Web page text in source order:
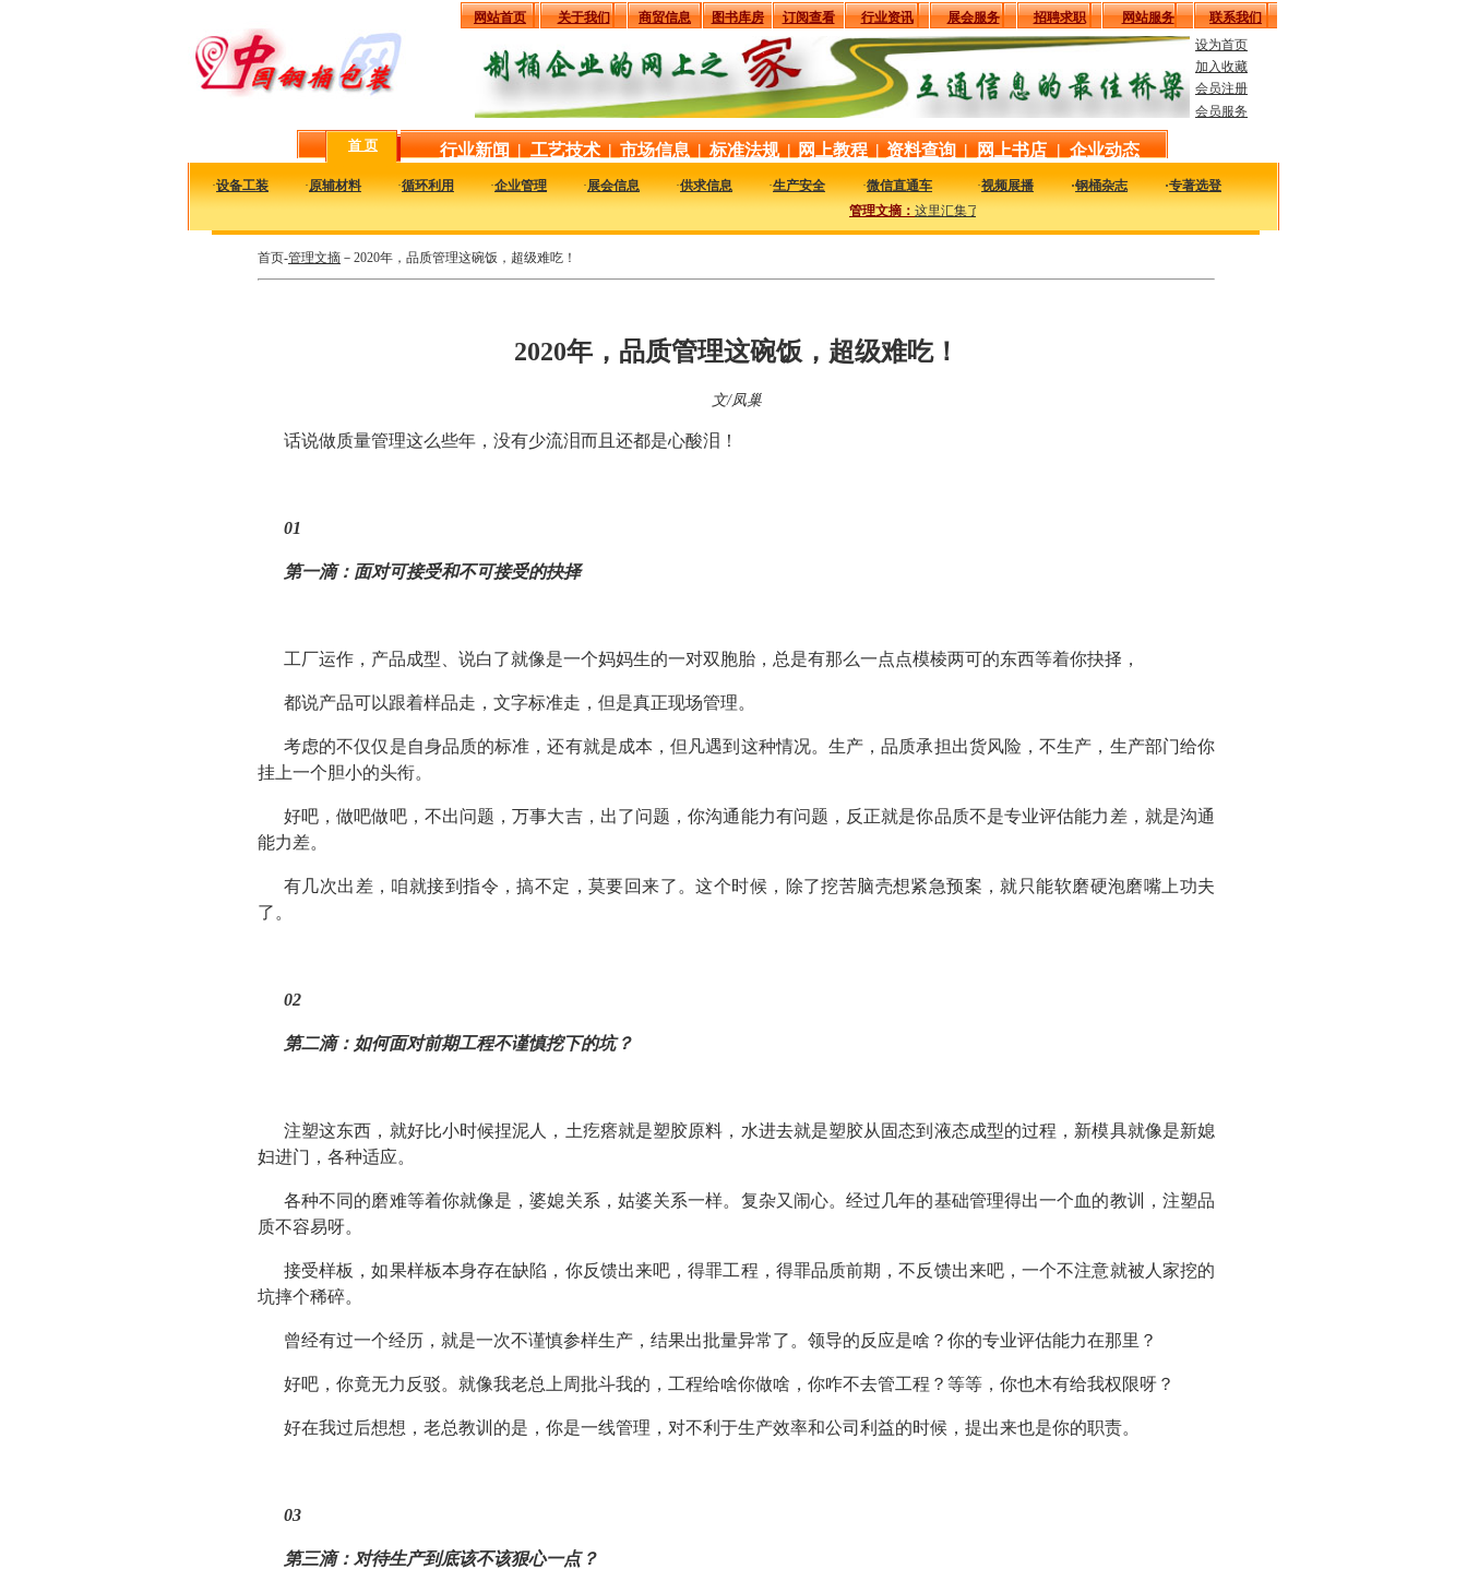
网站首页 关于我们 商贸信息 图书库房 订阅查看 行业资讯 展会服务 招聘求职 网站服务
联系我们
设为首页
加入收藏
会员注册
会员服务
首 页 行业新闻 | 工艺技术 | 市场信息 | 标准法规 | 网上教程 | 资料查询 | 网上书店 | 企业动态
·设备工装 ·原辅材料 ·循环利用 ·企业管理 ·展会信息 ·供求信息 ·生产安全 ·微信直通车 ·视频展播 ·钢桶杂志 ·专著选登
管理文摘：这里汇集了行业相关企业、科研单位、个人的管理经典文章，是您获得管理知识和经验的最佳途径
首页-管理文摘 －2020年，品质管理这碗饭，超级难吃！
2020年，品质管理这碗饭，超级难吃！
文/凤巢
话说做质量管理这么些年，没有少流泪而且还都是心酸泪！
01
第一滴： 面对可接受和不可接受的抉择
工厂运作，产品成型、说白了就像是一个妈妈生的一对双胞胎，总是有那么一点点模棱两可的东西等着你抉择，
都说产品可以跟着样品走，文字标准走，但是真正现场管理。
考虑的不仅仅是自身品质的标准，还有就是成本，但凡遇到这种情况。生产，品质承担出货风险，不生产，生产部门给你
挂上一个胆小的头衔。
好吧，做吧做吧，不出问题，万事大吉，出了问题，你沟通能力有问题，反正就是你品质不是专业评估能力差，就是沟通
能力差。
有几次出差，咱就接到指令，搞不定，莫要回来了。这个时候，除了挖苦脑壳想紧急预案，就只能软磨硬泡磨嘴上功夫
了。
02
第二滴： 如何面对前期工程不谨慎挖下的坑？
注塑这东西，就好比小时候捏泥人，土疙瘩就是塑胶原料，水进去就是塑胶从固态到液态成型的过程，新模具就像是新媳
妇进门，各种适应。
各种不同的磨难等着你就像是，婆媳关系，姑婆关系一样。复杂又闹心。经过几年的基础管理得出一个血的教训，注塑品
质不容易呀。
接受样板，如果样板本身存在缺陷，你反馈出来吧，得罪工程，得罪品质前期，不反馈出来吧，一个不注意就被人家挖的
坑摔个稀碎。
曾经有过一个经历，就是一次不谨慎参样生产，结果出批量异常了。领导的反应是啥？你的专业评估能力在那里？
好吧，你竟无力反驳。就像我老总上周批斗我的，工程给啥你做啥，你咋不去管工程？等等，你也木有给我权限呀？
好在我过后想想，老总教训的是，你是一线管理，对不利于生产效率和公司利益的时候，提出来也是你的职责。
03
第三滴： 对待生产到底该不该狠心一点？